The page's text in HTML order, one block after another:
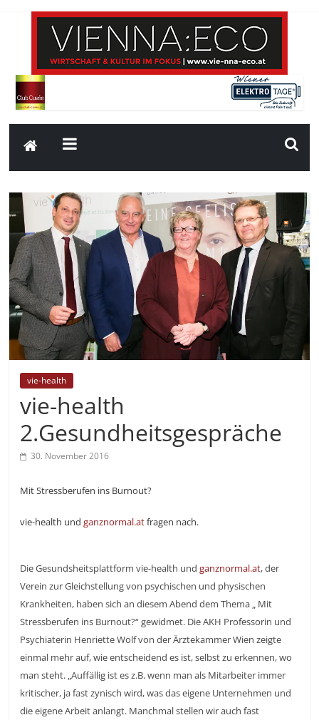
vie-health
vie-health
2.Gesundheitsgespräche
30. November 2016
Mit Stressberufen ins Burnout?
vie-health undganznormal.atfragen nach.
Die Gesundsheitsplattform vie-health undganznormal.at, der
Verein zur Gleichstellung von psychischen und physischen
Krankheiten, haben sich an diesem Abend dem Thema „ Mit
Stressberufen ins Burnout?“ gewidmet. Die AKH Professorin und
Psychiaterin Henriette Wolf von der Ärztekammer Wien zeigte
einmal mehr auf, wie entscheidend es ist, selbst zu erkennen, wo
man steht. „Auffällig ist es z.B. wenn man als Mitarbeiter immer
kritischer, ja fast zynisch wird, was das eigene Unternehmen und
die eigene Arbeit anlangt. Manchmal stellen wir auch fast